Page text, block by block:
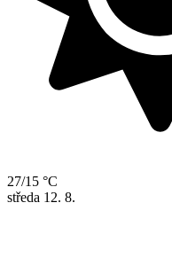
27/15 °C
středa 12. 8.